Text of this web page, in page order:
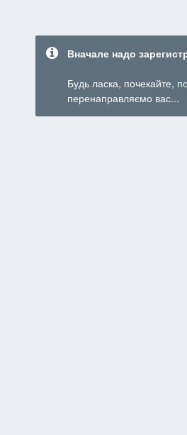
Вначале надо
Будь ласка, почекайте,
перенаправляємо вас...